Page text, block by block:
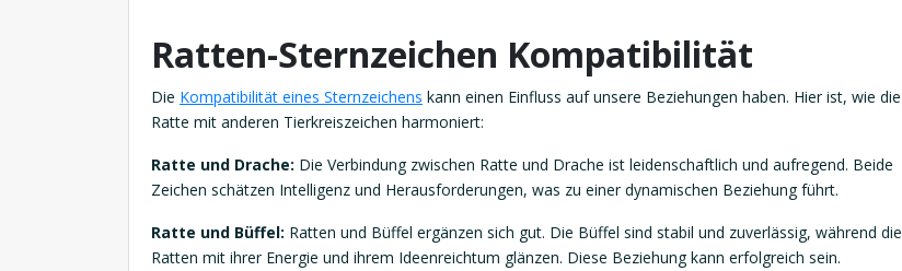
Ratten-Sternzeichen Kompatibilität
Die Kompatibilität eines Sternzeichens kann einen Einfluss auf unsere Beziehungen haben. Hier ist, wie die
Ratte mit anderen Tierkreiszeichen harmoniert:
Ratte und Drache: Die Verbindung zwischen Ratte und Drache ist leidenschaftlich und aufregend. Beide
Zeichen schätzen Intelligenz und Herausforderungen, was zu einer dynamischen Beziehung führt.
Ratte und Büffel: Ratten und Büffel ergänzen sich gut. Die Büffel sind stabil und zuverlässig, während die
Ratten mit ihrer Energie und ihrem Ideenreichtum glänzen. Diese Beziehung kann erfolgreich sein.